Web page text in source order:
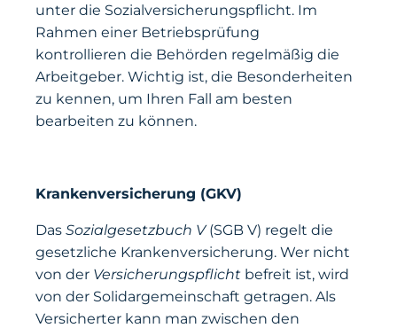
unter die Sozialversicherungspflicht. Im
Rahmen einer Betriebsprüfung
kontrollieren die Behörden regelmäßig die
Arbeitgeber. Wichtig ist, die Besonderheiten
zu kennen, um Ihren Fall am besten
bearbeiten zu können.
Krankenversicherung (GKV)
Das Sozialgesetzbuch V(SGB V) regelt die
gesetzliche Krankenversicherung. Wer nicht
von der Versicherungspflicht befreit ist, wird
von der Solidargemeinschaft getragen. Als
Versicherter kann man zwischen den